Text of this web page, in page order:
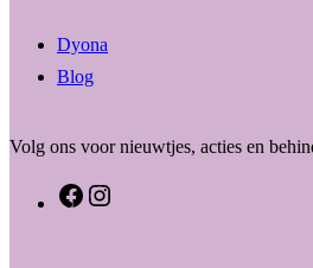
Dyona
Blog
Volg ons voor nieuwtjes, acties en
F